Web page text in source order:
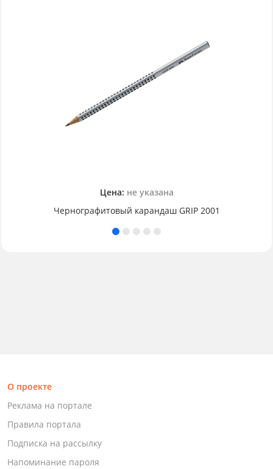
Цена: не указана
Чернографитовый карандаш GRIP 2001
О проекте
Реклама на портале
Правила портала
Подписка на рассылку
Напоминание пароля